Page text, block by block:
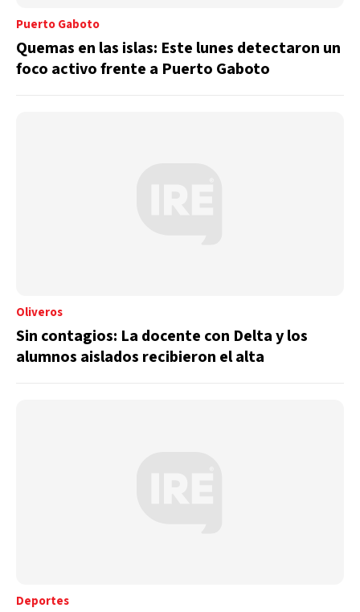
Puerto Gaboto
Quemas en las islas: Este lunes detectaron un
foco activo frente a Puerto Gaboto
Oliveros
Sin contagios: La docente con Delta y los
alumnos aislados recibieron el alta
Deportes